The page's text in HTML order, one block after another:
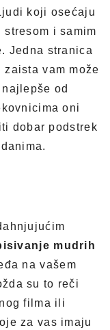
koji osećaju
i samim
Jedna stranica
vam može
od
oni
dobar podstrek
mudrih
na vašem
su to reči
filma ili
za vas imaju